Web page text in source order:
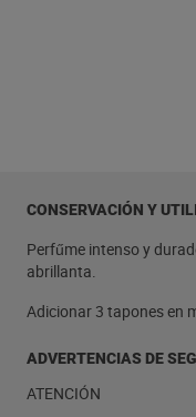
CONSERVACIÓN Y
Perfűme intenso y
abrillanta.
Adicionar 3 tapones en
ADVERTENCIAS DE
ATENCIÓN